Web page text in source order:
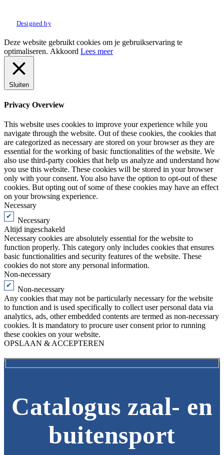
Designed by
Deze website gebruikt cookies om je gebruikservaring te
optimaliseren. Akkoord Lees meer
Sluiten
Privacy Overview
This website uses cookies to improve your experience while you
navigate through the website. Out of these cookies, the cookies that
are categorized as necessary are stored on your browser as they are
essential for the working of basic functionalities of the website. We
also use third-party cookies that help us analyze and understand how
you use this website. These cookies will be stored in your browser
only with your consent. You also have the option to opt-out of these
cookies. But opting out of some of these cookies may have an effect
on your browsing experience.
Necessary
Necessary
Altijd ingeschakeld
Necessary cookies are absolutely essential for the website to
function properly. This category only includes cookies that ensures
basic functionalities and security features of the website. These
cookies do not store any personal information.
Non-necessary
Non-necessary
Any cookies that may not be particularly necessary for the website
to function and is used specifically to collect user personal data via
analytics, ads, other embedded contents are termed as non-necessary
cookies. It is mandatory to procure user consent prior to running
these cookies on your website.
OPSLAAN & ACCEPTEREN
Catalogus zaal- en
buitensport